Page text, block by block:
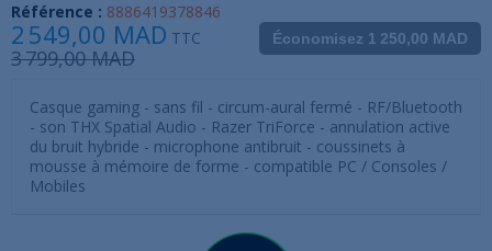
Référence : 8886419378846
Économisez 1 250,00 MAD
2 549,00 MAD TTC
3 799,00 MAD
Casque gaming - sans fil - circum-aural fermé - RF/Bluetooth
- son THX Spatial Audio - Razer TriForce - annulation active
du bruit hybride - microphone antibruit - coussinets à
mousse à mémoire de forme - compatible PC / Consoles /
Mobiles